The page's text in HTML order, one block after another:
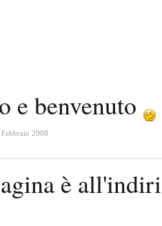
e benvenuto
2008
è